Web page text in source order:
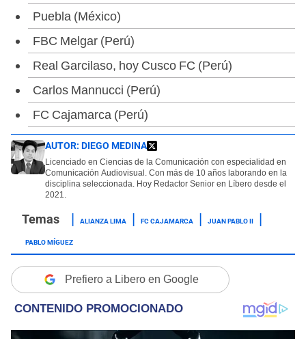
Puebla (México)
FBC Melgar (Perú)
Real Garcilaso, hoy Cusco FC (Perú)
Carlos Mannucci (Perú)
FC Cajamarca (Perú)
AUTOR: DIEGO MEDINA
Licenciado en Ciencias de la Comunicación con especialidad en
Comunicación Audiovisual. Con más de 10 años laborando en la
disciplina seleccionada. Hoy Redactor Senior en Líbero desde el
2021.
ALIANZA LIMA FC CAJAMARCA
JUAN PABLO II
PABLO MÍGUEZ
Prefiero a Libero en Google